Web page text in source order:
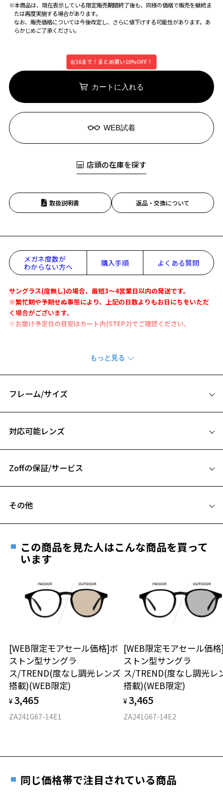
※本商品は、現在表示している限定販売期間終了後も、同様の価格で販売を継続ま
たは再度実施する場合があります。
なお、販売価格については今後改定し、さらに値下げする可能性があります。あ
らかじめご了承ください。
8/16まで！まとめ買い10%OFF！
カートに入れる
WEB試着
店頭の在庫を探す
取扱説明書 返品・交換について
メガネ度数が
わからない方へ
購入手順 よくある質問
サングラス(度無し)の場合、最短3～4営業日以内の発送です。
※繁忙期や予期せぬ事態により、上記の日数よりもお日にちをいただ
く場合がございます。
※お届け予定日の目安はカート内(STEP2)でご確認ください。
今年らしいメタル×薄めのレンズカラーでトレンド感も抜群。
コーディネートのワンポイントとしてこなれ感を演出し
男女兼用でお使いいただけるクラシカルなサングラスです。
因となります。炎天下の車内や砂浜等に放置しない様ご注意くださ
■傷をつけるような金属と一緒にしまわないようご注意ください。
品名：サングラス
レンズ枠の材質：ニッケル合金(塗装)
テンプルの材質：ニッケル合金(塗装)
可視光線透過率：60%
UV100%CUT ※ISO12312-1基準
株式会社インターメスティック
ゾフ・カスタマーサポート
＜度付きサングラスに関する注意事項＞
※サングラスの度付きは追加料金がかかります。
※度付きにした場合、元々のレンズ機能、レンズカラーは付きませ
ん。
※度付きサングラスをお求めの際は、レンズ選択画面で度数入力後、
レンズの種類、機能、カラーを再度お選びください。
店頭でレンズ交換をされるお客様は、商品発送から6か月以内に、ご購
フレーム/サイズ
B ブリッジ(鼻部分)の横幅：16mm
仕上がり寸法
D 仕上がりの横幅：約140mm
E 仕上がりの縦幅：約42mm
※サングラス：レンズ込みの重さ
※着脱式サングラス：デモレンズ、アタッチメント込みの重さ
対応可能レンズ
フレームとレンズの合計料金を知りたい方へ
Zoffの保証/サービス
安心1 フレーム１年間品質保証
日または発送日より１年間修理又は交換させて頂
きます。
※保証期間内に交換が行われた場合、保証期間は初期の期間から
延長されません。
安心2 視力測定無料
視力の変化を早めに発見するために、定期的な視
力測定をおすすめいたします。
安心3 かかり具合調整無料
その他
ご希望のお客さまは、「レンズ交換券」をお選びのうえ、
最寄りのZoff実店舗にてレンズをお買い求めください。
※サングラスやパッケージ品では「レンズ交換券」はお選び
談ください。
オンラインストアでフレームのみ購入して、
実店舗で度付きにできます
ご購入時に「レンズ交換券」をお選びいただくと、実店舗で
度数を測定のうえ、度付きレンズ（標準セットレンズ）へ無
料交換いただけます。
詳しくはこちら
この商品を見た人はこんな商品を買って
います
[WEB限定モアセール価格]ボ
ストン型サングラ
ス/TREND(度なし調光レンズ
搭載)(WEB限定)
¥ 3,465
ZA241G67-14E1
[WEB限定モアセール価
ストン型サングラ
ス/TREND(度なし調光レ
搭載)(WEB限定)
¥ 3,465
ZA241G67-14E2
同じ価格帯で注目されている商品